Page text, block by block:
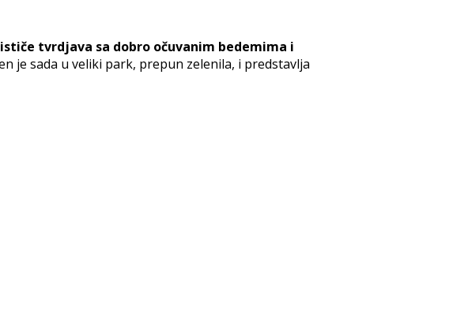
ističe tvrdjava sa dobro očuvanim bedemima i
je sada u veliki park, prepun zelenila, i predstavlja